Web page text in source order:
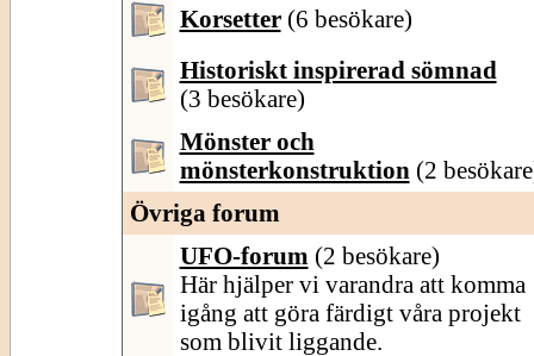
Korsetter (6 besökare)
Historiskt inspirerad sömnad
(3 besökare)
Mönster och
mönsterkonstruktion (2
Övriga forum
UFO-forum (2 besökare)
Här hjälper vi varandra att komma
igång att göra färdigt våra projekt
som blivit liggande.